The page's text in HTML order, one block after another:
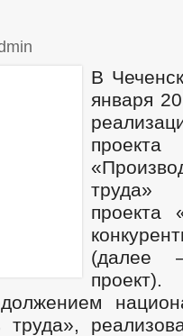
В
января
проекта
труда»
проекта
(далее
труда»,